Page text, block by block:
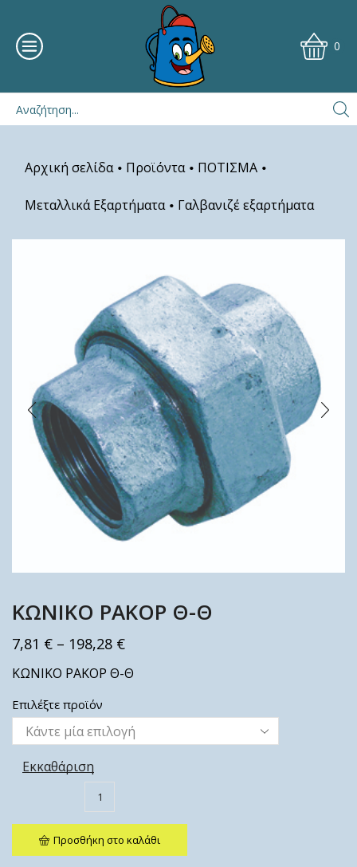
0
Αρχική σελίδα • Προϊόντα • ΠΟΤΙΣΜΑ •
Μεταλλικά Εξαρτήματα • Γαλβανιζέ εξαρτήματα
ΚΩΝΙΚΟ ΡΑΚΟΡ Θ-Θ
7,81 € – 198,28 €
ΚΩΝΙΚΟ ΡΑΚΟΡ Θ-Θ
Επιλέξτε προϊόν
Εκκαθάριση
Προσθήκη στο καλάθι